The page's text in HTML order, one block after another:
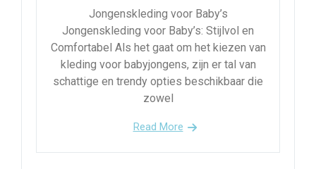
Jongenskleding voor Baby’s
Jongenskleding voor Baby’s: Stijlvol en
Comfortabel Als het gaat om het kiezen van
kleding voor babyjongens, zijn er tal van
schattige en trendy opties beschikbaar die
zowel
Read More